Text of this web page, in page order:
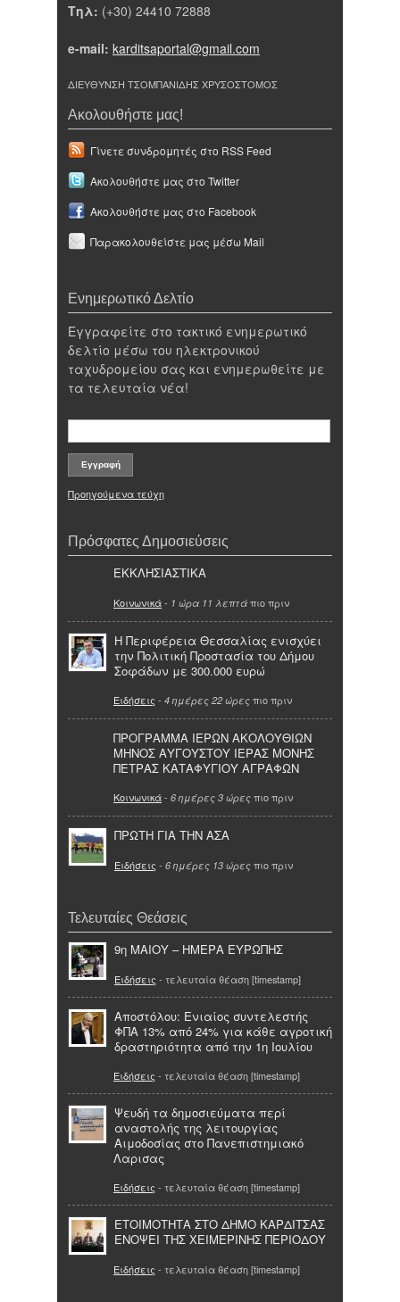
Τηλ: (+30) 24410 72888
e-mail: karditsaportal@gmail.com
ΔΙΕΥΘΥΝΣΗ ΤΣΟΜΠΑΝΙΔΗΣ ΧΡΥΣΟΣΤΟΜΟΣ
Ακολουθήστε μας!
Γίνετε συνδρομητές στο RSS Feed
Ακολουθήστε μας στο Twitter
Ακολουθήστε μας στο Facebook
Παρακολουθείστε μας μέσω Mail
Ενημερωτικό Δελτίο
Εγγραφείτε στο τακτικό ενημερωτικό
δελτίο μέσω του ηλεκτρονικού
ταχυδρομείου σας και ενημερωθείτε με
τα τελευταία νέα!
Προηγούμενα τεύχη
Πρόσφατες Δημοσιεύσεις
ΕΚΚΛΗΣΙΑΣΤΙΚΑ
Κοινωνικά- 1 ώρα 11 λεπτά πιο πριν
Η Περιφέρεια Θεσσαλίας ενισχύει
την Πολιτική Προστασία του Δήμου
Σοφάδων με 300.000 ευρώ
Ειδήσεις - 4 ημέρες 22 ώρες πιο πριν
ΠΡΟΓΡΑΜΜΑ ΙΕΡΩΝ ΑΚΟΛΟΥΘΙΩΝ
ΜΗΝΟΣ ΑΥΓΟΥΣΤΟΥ ΙΕΡΑΣ ΜΟΝΗΣ
ΠΕΤΡΑΣ ΚΑΤΑΦΥΓΙΟΥ ΑΓΡΑΦΩΝ
Κοινωνικά- 6 ημέρες 3 ώρες πιο πριν
ΠΡΩΤΗ ΓΙΑ ΤΗΝ ΑΣΑ
Ειδήσεις - 6 ημέρες 13 ώρες πιο πριν
Τελευταίες Θεάσεις
9η ΜΑΙΟΥ – ΗΜΕΡΑ ΕΥΡΩΠΗΣ
Ειδήσεις - τελευταία θέαση [timestamp]
Αποστόλου: Ενιαίος συντελεστής
ΦΠΑ 13% από 24% για κάθε αγροτική
δραστηριότητα από την 1η Ιουλίου
Ειδήσεις - τελευταία θέαση [timestamp]
Ψευδή τα δημοσιεύματα περί
αναστολής της λειτουργίας
Αιμοδοσίας στο Πανεπιστημιακό
Λαρισας
Ειδήσεις - τελευταία θέαση [timestamp]
ΕΤΟΙΜΟΤΗΤΑ ΣΤΟ ΔΗΜΟ ΚΑΡΔΙΤΣΑΣ
ΕΝΟΨΕΙ ΤΗΣ ΧΕΙΜΕΡΙΝΗΣ ΠΕΡΙΟΔΟΥ
Ειδήσεις - τελευταία θέαση [timestamp]